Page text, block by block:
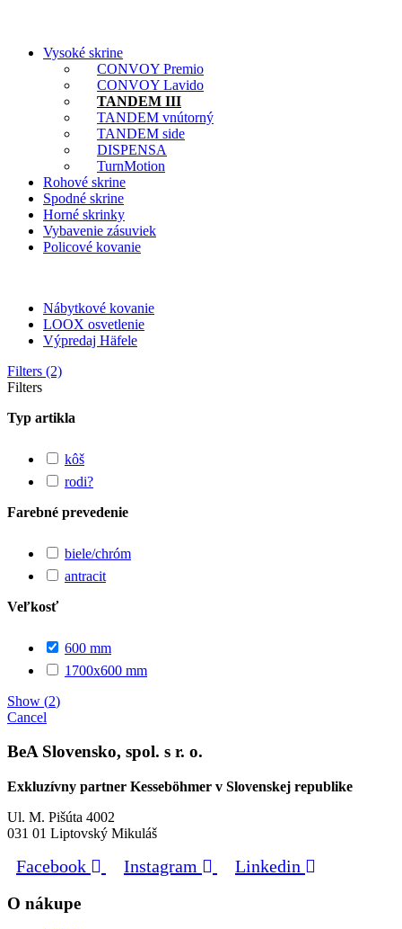
Vysoké skrine
CONVOY Premio
CONVOY Lavido
TANDEM III
TANDEM vnútorný
TANDEM side
DISPENSA
TurnMotion
Rohové skrine
Spodné skrine
Horné skrinky
Vybavenie zásuviek
Policové kovanie
Nábytkové kovanie
LOOX osvetlenie
Výpredaj Häfele
Filters (2)
Filters
Typ artikla
kôš
rodi?
Farebné prevedenie
biele/chróm
antracit
Veľkosť
600 mm
1700x600 mm
Show (2)
Cancel
BeA Slovensko, spol. s r. o.
Exkluzívny partner Kesseböhmer v Slovenskej republike
Ul. M. Pišúta 4002
031 01 Liptovský Mikuláš
Facebook Instagram Linkedin
O nákupe